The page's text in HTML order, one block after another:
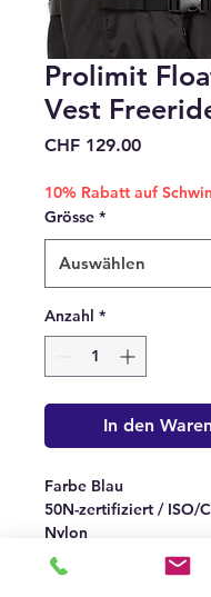
Prolimit
Vest
CHF 129.00Preis
10% Rabatt auf
Grösse *
Anzahl *
In den
Farbe Blau
50N-zertifiziert / ISO/
Nylon